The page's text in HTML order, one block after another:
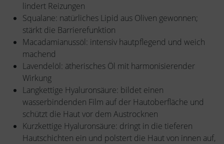
lindert Reizungen
Squalane: natürliches Lipid aus Oliven gewonnen;
stärkt die Barrierefunktion
Macadamianussöl: intensiv hautpflegend und weich
machend
Lavendelöl: ätherisches Öl mit harmonisierender
Wirkung
Langkettige Hyaluronsäure: bildet einen
wasserbindenden Film auf der Hautoberfläche und
schützt die Haut vor dem Austrocknen
Kurzkettige Hyaluronsäure: dringt in die tieferen
Hautschichten ein und polstert die Haut von innen auf,